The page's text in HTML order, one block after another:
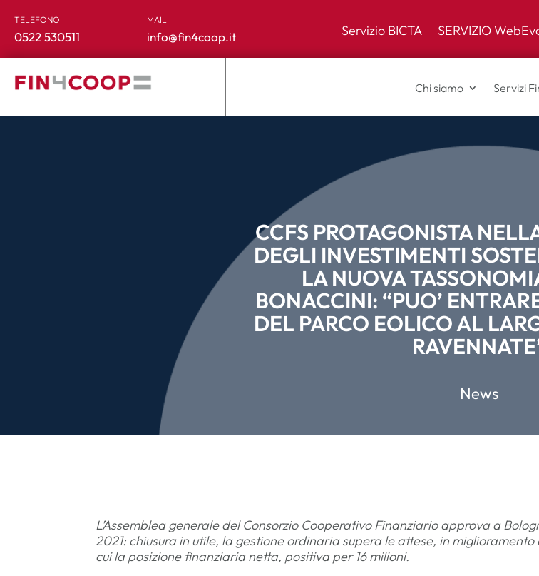
TELEFONO
0522 530511
MAIL
info@fin4coop.it Servizio BICTA SERVIZIO
Chi siamo Servizi
CCFS PROTAGONISTA
DEGLI INVESTIMENTI
LA NUOVA
BONACCINI: “PUO’
DEL PARCO EOLICO AL
News
L’Assemblea generale del Consorzio Cooperativo Finanziario approva a
2021: chiusura in utile, la gestione ordinaria supera le attese, in
cui la posizione finanziaria netta, positiva per 16 milioni.